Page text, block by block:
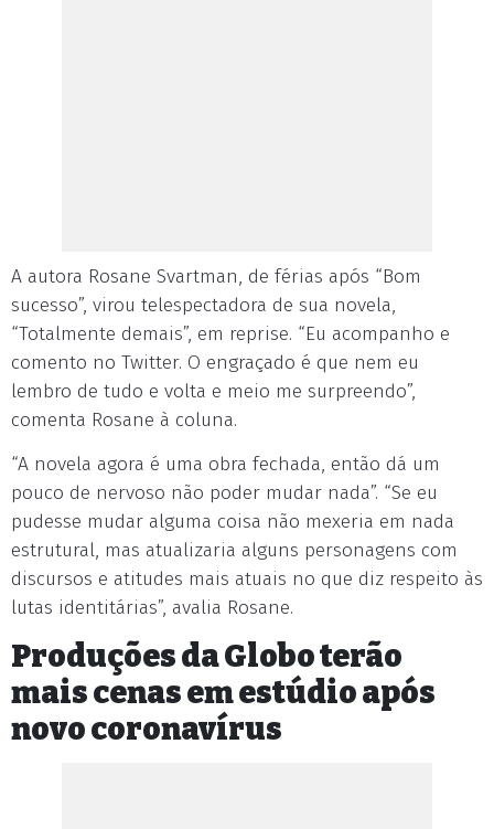
A autora Rosane Svartman, de férias após “Bom
sucesso”, virou telespectadora de sua novela,
“Totalmente demais”, em reprise. “Eu acompanho e
comento no Twitter. O engraçado é que nem eu
lembro de tudo e volta e meio me surpreendo”,
comenta Rosane à coluna.
“A novela agora é uma obra fechada, então dá um
pouco de nervoso não poder mudar nada”. “Se eu
pudesse mudar alguma coisa não mexeria em nada
estrutural, mas atualizaria alguns personagens com
discursos e atitudes mais atuais no que diz respeito às
lutas identitárias”, avalia Rosane.
Produções da Globo terão
mais cenas em estúdio após
novo coronavírus